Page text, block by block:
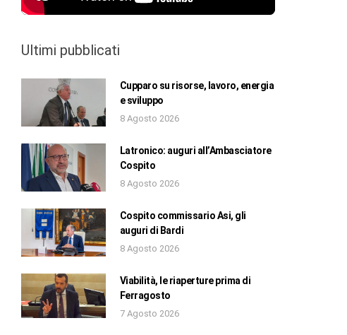
Ultimi pubblicati
Cupparo su risorse, lavoro, energia
e sviluppo
8 Agosto 2026
Latronico: auguri all’Ambasciatore
Cospito
8 Agosto 2026
Cospito commissario Asi, gli
auguri di Bardi
8 Agosto 2026
Viabilità, le riaperture prima di
Ferragosto
7 Agosto 2026